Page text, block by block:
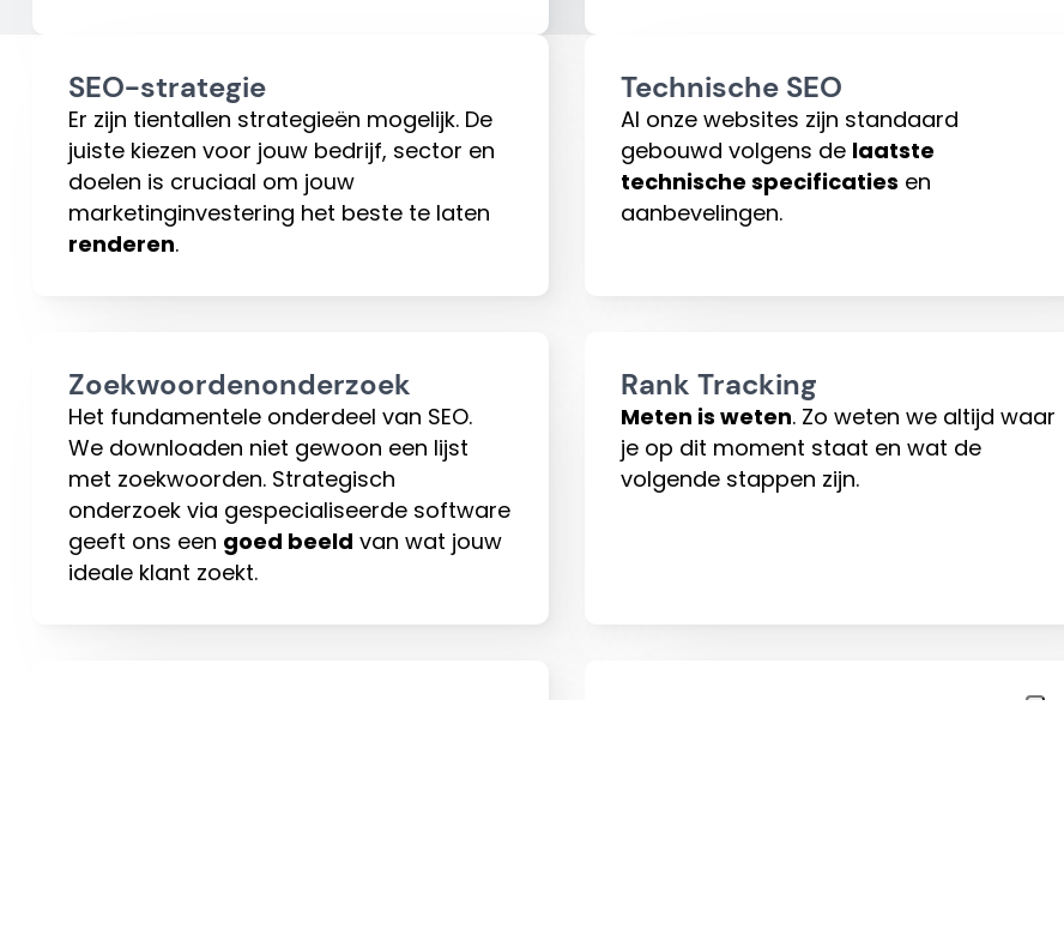
SEO-strategie
Er zijn tientallen strategieën mogelijk. De
juiste kiezen voor jouw bedrijf, sector en
doelen is cruciaal om jouw
marketinginvestering het beste te laten
renderen.
Technische SEO
Al onze websites zijn standaard
gebouwd volgens de laatste
technische specificaties en
aanbevelingen.
Zoekwoordenonderzoek
Het fundamentele onderdeel van SEO.
We downloaden niet gewoon een lijst
met zoekwoorden. Strategisch
onderzoek via gespecialiseerde software
geeft ons een goed beeld van wat jouw
ideale klant zoekt.
Rank Tracking
Meten is weten. Zo weten we altijd waar
je op dit moment staat en wat de
volgende stappen zijn.
Op maat gemaakt dashboard